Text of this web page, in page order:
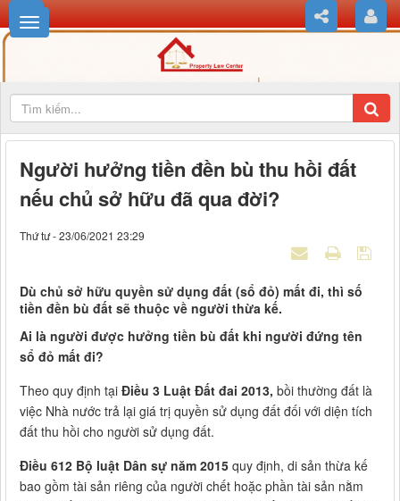
Người hưởng tiền đền bù thu hồi đất
nếu chủ sở hữu đã qua đời?
Thứ tư - 23/06/2021 23:29
Dù chủ sở hữu quyền sử dụng đất (sổ đỏ) mất đi, thì số
tiền đền bù đất sẽ thuộc về người thừa kế.
Ai là người được hưởng tiền bù đất khi người đứng tên
sổ đỏ mất đi?
Theo quy định tại Điều 3 Luật Đất đai 2013, bồi thường đất là
việc Nhà nước trả lại giá trị quyền sử dụng đất đối với diện tích
đất thu hồi cho người sử dụng đất.
Điều 612 Bộ luật Dân sự năm 2015 quy định, di sản thừa kế
bao gồm tài sản riêng của người chết hoặc phần tài sản nằm